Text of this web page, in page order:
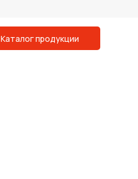
Каталог продукции